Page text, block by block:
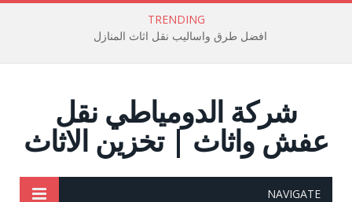
TRENDING
افضل طرق واساليب نقل اثاث المنازل
شركة الدومياطي نقل
عفش واثاث | تخزين الاثاث
NAVIGATE